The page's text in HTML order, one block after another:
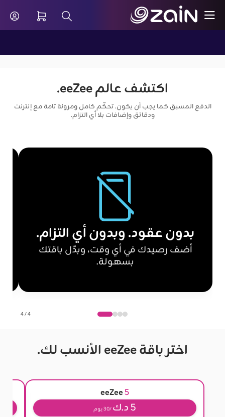
تخطي إلى المحتوى الرئيسي
شريط البحث
باقات الدفع المسبق - eeZee - باقات eeZee 5G الدفع المُسبق | زين الكويت | صمم باقتك - B2C
اكتشف عالم eeZee.
الدفع المسبق كما يجب أن يكون. تحكّم كامل ومرونة تامة مع إنترنت
ودقائق وإضافات بلا أي التزام.
بدون عقود. وبدون أي التزام.
أضف رصيدك في أي وقت، وبدّل باقتك
بسهولة.
4 / 4
اختر باقة eeZee الأنسب لك.
eeZee5
5 د.ك /30 يوم